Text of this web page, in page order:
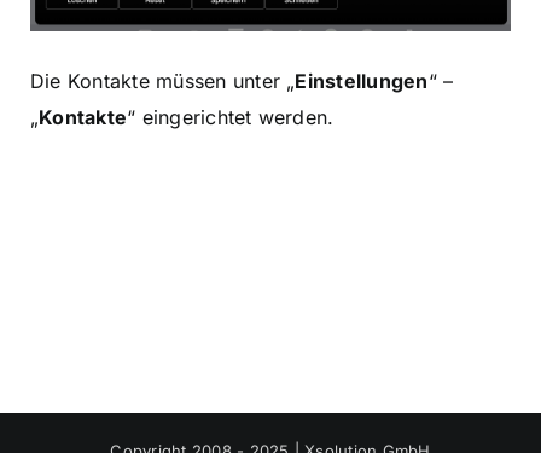
Die Kontakte müssen unter „Einstellungen“ –
„Kontakte“ eingerichtet werden.